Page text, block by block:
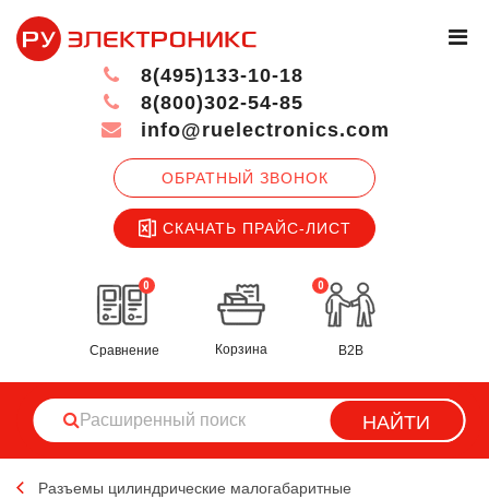
ОБРАТНЫЙ ЗВОНОК
СКАЧАТЬ ПРАЙС-ЛИСТ
8(495)133-10-18
8(800)302-54-85
info@ruelectronics.com
0
Сравнение
0
Корзина B2B
НАЙТИ
Разъемы цилиндрические малогабаритные